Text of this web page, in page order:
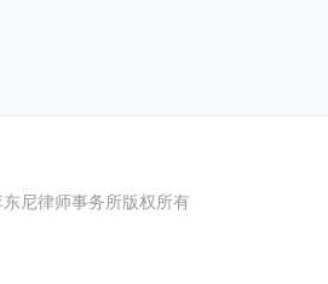
尼律师事务所版权所有